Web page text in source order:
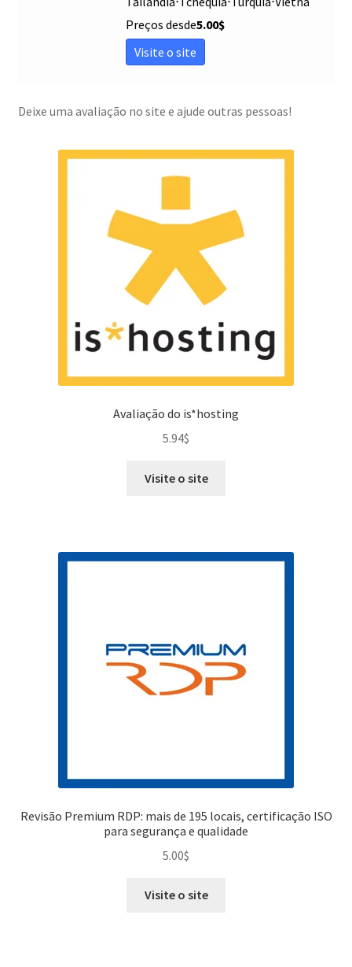
Preços desde5.00$
Visite o site
Deixe uma avaliação no site e ajude outras pessoas!
Avaliação do is*hosting
5.94$
Visite o site
Revisão Premium RDP: mais de 195 locais, certificação ISO
para segurança e qualidade
5.00$
Visite o site